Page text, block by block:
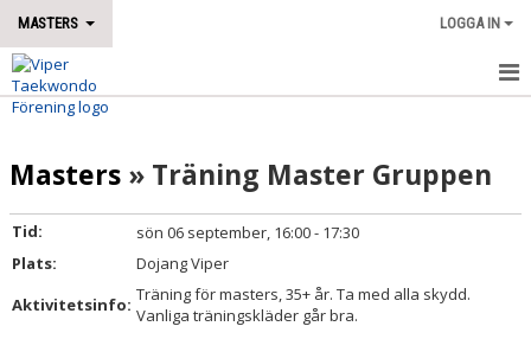
MASTERS LOGGA IN
HEM
NYHETER
KALENDER
Masters » Träning Master Gruppen
Tid:
sön 06 september, 16:00 - 17:30
Plats:
Dojang Viper
Aktivitetsinfo: Träning för masters, 35+ år. Ta med alla skydd.
Vanliga träningskläder går bra.